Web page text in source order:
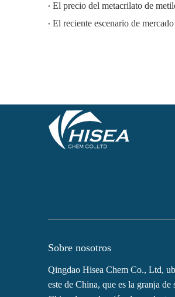
El precio del metacrilato de
El reciente escenario de
Sobre nosotros
Qingdao Hisea Chem Co., Ltd,
este de China, que es la granja de